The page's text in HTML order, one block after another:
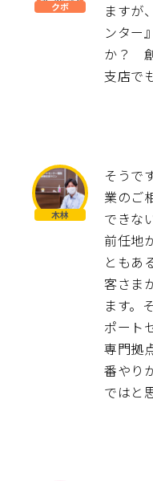
ますが
ンター
か？
支店で
そうで
業のご
できな
前任地
ともあ
客さま
ます。
ポート
専門拠
番やり
ではと